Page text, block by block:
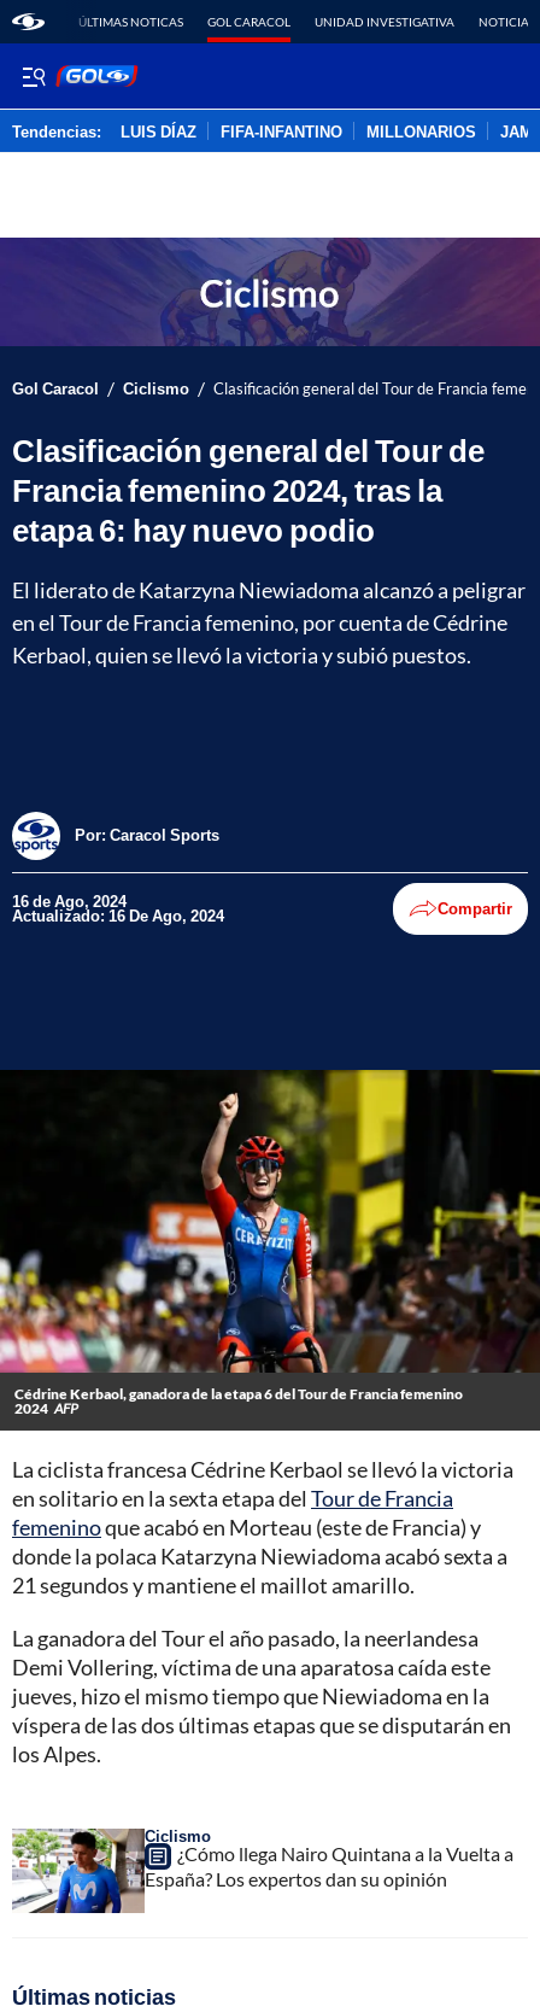
ÚLTIMAS NOTICAS GOL CARACOL UNIDAD INVESTIGATIVA NOTICIAS
Tendencias: LUIS DÍAZ FIFA-INFANTINO MILLONARIOS
Gol Caracol / Ciclismo / Clasificación general del Tour de Francia
Clasificación general del Tour de
Francia femenino 2024, tras la
etapa 6: hay nuevo podio
El liderato de Katarzyna Niewiadoma alcanzó a peligrar
en el Tour de Francia femenino, por cuenta de Cédrine
Kerbaol, quien se llevó la victoria y subió puestos.
Por: Caracol Sports
16 de Ago, 2024
Actualizado: 16 De Ago, 2024 Compartir
Cédrine Kerbaol, ganadora de la etapa 6 del Tour de Francia femenino
2024 AFP
La ciclista francesa Cédrine Kerbaol se llevó la victoria
en solitario en la sexta etapa del Tour de Francia
femeninoque acabó en Morteau (este de Francia) y
donde la polaca Katarzyna Niewiadoma acabó sexta a
21 segundos y mantiene el maillot amarillo.
La ganadora del Tour el año pasado, la neerlandesa
Demi Vollering, víctima de una aparatosa caída este
jueves, hizo el mismo tiempo que Niewiadoma en la
víspera de las dos últimas etapas que se disputarán en
los Alpes.
Ciclismo
¿Cómo llega Nairo Quintana a la Vuelta a
España? Los expertos dan su opinión
Últimas noticias